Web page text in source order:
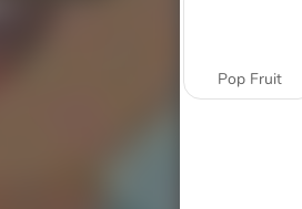
Pop Fruit